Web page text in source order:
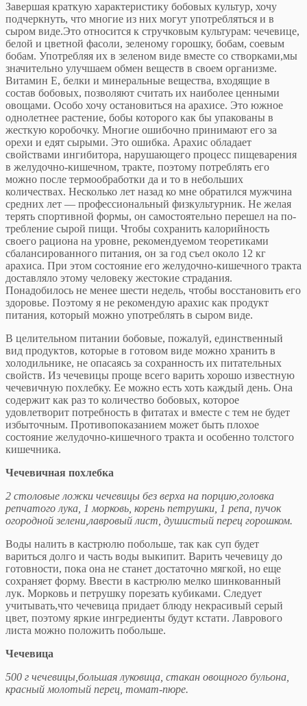
Завершая краткую характеристику бобовых куль­тур, хочу
подчеркнуть, что многие из них могут употреб­ляться и в
сыром виде.Это относится к стручковым культурам: чечевице,
белой и цветной фасоли, зеленому горошку, бобам, соевым
бобам. Употребляя их в зеле­ном виде вместе со створками,мы
значительно улуч­шаем обмен веществ в своем организме.
Витамин Е, белки и минеральные вещества, входящие в
состав бо­бовых, позволяют считать их наиболее ценными
ово­щами. Особо хочу остановиться на арахисе. Это южное
однолетнее растение, бобы которого как бы упакованы в
жесткую коробочку. Многие ошибочно принимают его за
орехи и едят сырыми. Это ошибка. Арахис обладает
свойствами ингибитора, нарушающего процесс пищеварения
в желудочно-кишечном, тракте, поэтому потреблять его
можно после термообработки да и то в небольших
количествах. Несколько лет назад ко мне обратился мужчина
средних лет — про­фессиональный физкультурник. Не желая
терять спортивной формы, он самостоятельно перешел на по­
требление сырой пищи. Чтобы сохранить калорийность
своего рациона на уровне, рекомендуемом теорети­ками
сбалансированного питания, он за год съел около 12 кг
арахиса. При этом состояние его желудочно-кишечного тракта
доставляло этому человеку жестокие страдания.
Понадобилось не менее шести недель, что­бы восстановить его
здоровье. Поэтому я не рекомен­дую арахис как продукт
питания, который можно упо­треблять в сыром виде.
В целительном питании бобовые, пожалуй, един­ственный
вид продуктов, которые в готовом виде мо­жно хранить в
холодильнике, не опасаясь за сохран­ность их питательных
свойств. Из чечевицы проще всего варить хорошо известную
чечевичную похлебку. Ее мо­жно есть хоть каждый день. Она
содержит как раз то количество бобовых, которое
удовлетворит потреб­ность в фитатах и вместе с тем не будет
избыточным. Противопоказанием может быть плохое
состояние же­лудочно-кишечного тракта и особенно толстого
кишеч­ника.
Чечевичная похлебка
2 столовые ложки чечевицы без верха на порцию,головка
репчатого лука, 1 морковь, корень петрушки, 1 репа, пучок
огородной зелени,лавровый лист, душистый перец горошком.
Воды налить в кастрюлю побольше, так как суп бу­дет
вариться долго и часть воды выкипит. Варить чече­вицу до
готовности, пока она не станет достаточно мягкой, но еще
сохраняет форму. Ввести в кастрюлю мелко шинкованный
лук. Морковь и петрушку поре­зать кубиками. Следует
учитывать,что чечевица при­дает блюду некрасивый серый
цвет, поэтому яркие ин­гредиенты будут кстати. Лаврового
листа можно поло­жить побольше.
Чечевица
500 г чечевицы,большая луковица, стакан овощного бульона,
красный молотый перец, томат-пюре.